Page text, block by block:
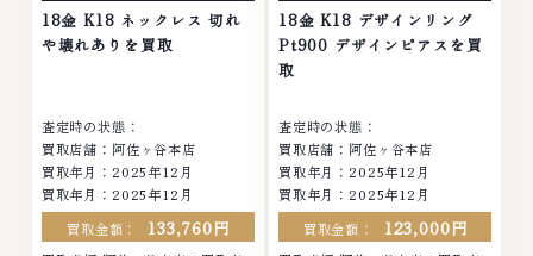
18金 K18 ネックレス 切れ
や壊れありを買取
査定時の状態：
買取店舗：阿佐ヶ谷本店
買取年月： 2025年12月
買取年月： 2025年12月
買取金額：
133,760円
18金 K18 デザインリング
Pt900 デザインピアスを買
取
査定時の状態：
買取店舗：阿佐ヶ谷本店
買取年月： 2025年12月
買取年月： 2025年12月
買取金額：
123,000円